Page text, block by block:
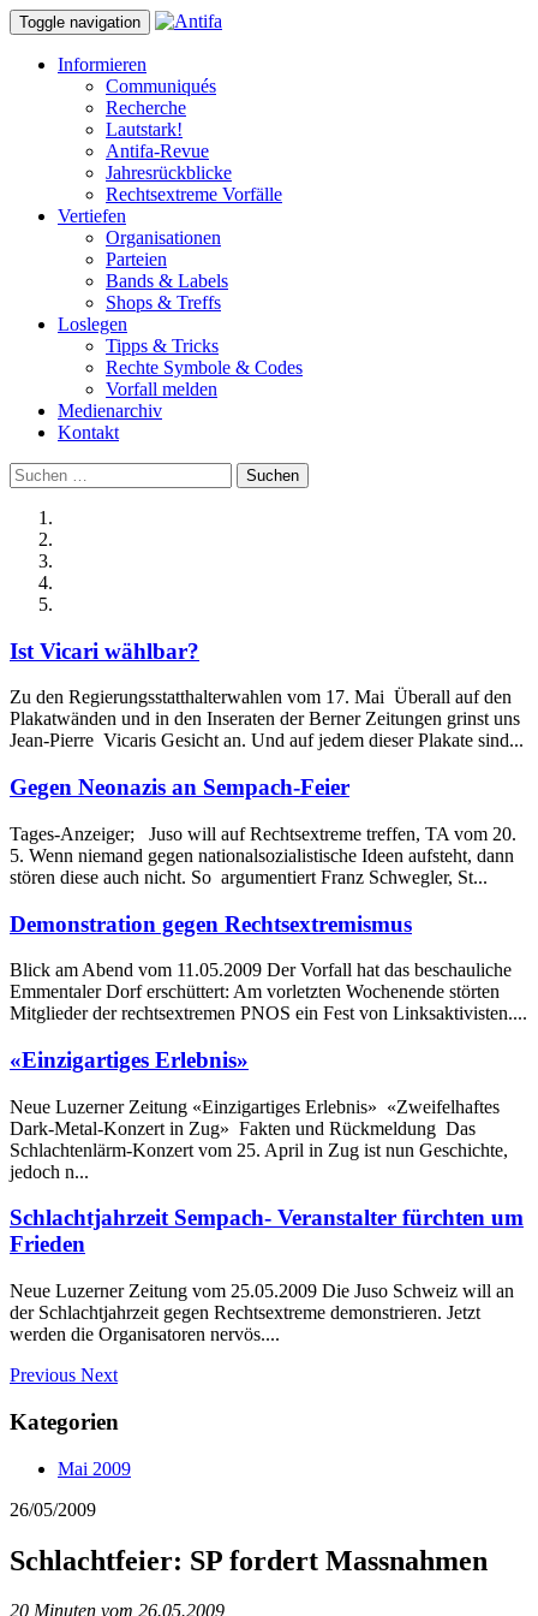
Toggle navigation
Informieren
Communiqués
Recherche
Lautstark!
Antifa-Revue
Jahresrückblicke
Rechtsextreme Vorfälle
Vertiefen
Organisationen
Parteien
Bands & Labels
Shops & Treffs
Loslegen
Tipps & Tricks
Rechte Symbole & Codes
Vorfall melden
Medienarchiv
Kontakt
Suchen
nach:
Ist Vicari wählbar?
Zu den Regierungsstatthalterwahlen vom 17. Mai Überall auf den
Plakatwänden und in den Inseraten der Berner Zeitungen grinst uns
Jean-Pierre Vicaris Gesicht an. Und auf jedem dieser Plakate sind...
Gegen Neonazis an Sempach-Feier
Tages-Anzeiger; Juso will auf Rechtsextreme treffen, TA vom 20.
5. Wenn niemand gegen nationalsozialistische Ideen aufsteht, dann
stören diese auch nicht. So argumentiert Franz Schwegler, St...
Demonstration gegen Rechtsextremismus
Blick am Abend vom 11.05.2009 Der Vorfall hat das beschauliche
Emmentaler Dorf erschüttert: Am vorletzten Wochenende störten
Mitglieder der rechtsextremen PNOS ein Fest von Linksaktivisten....
«Einzigartiges Erlebnis»
Neue Luzerner Zeitung «Einzigartiges Erlebnis» «Zweifelhaftes
Dark-Metal-Konzert in Zug» Fakten und Rückmeldung Das
Schlachtenlärm-Konzert vom 25. April in Zug ist nun Geschichte,
jedoch n...
Schlachtjahrzeit Sempach- Veranstalter fürchten um
Frieden
Neue Luzerner Zeitung vom 25.05.2009 Die Juso Schweiz will an
der Schlachtjahrzeit gegen Rechtsextreme demonstrieren. Jetzt
werden die Organisatoren nervös....
Previous Next
Kategorien
Mai 2009
26/05/2009
Schlachtfeier: SP fordert Massnahmen
20 Minuten vom 26.05.2009